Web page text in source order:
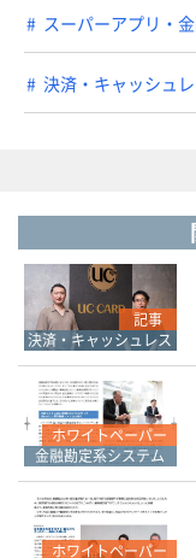
スーパーアプリ・
決済・キャッシュ
記事
決済・キャッシュレス
ホワイトペーパー
金融勘定系システム
ホワイトペーパー